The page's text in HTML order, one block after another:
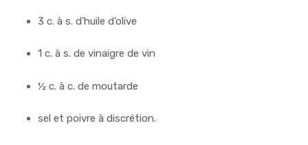
3 c. à s. d’huile d’olive
1 c. à s. de vinaigre de vin
½ c. à c. de moutarde
sel et poivre à discrétion.